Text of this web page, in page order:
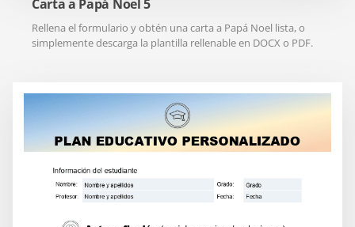
Carta a Papá Noel 5
Rellena el formulario y obtén una carta a Papá Noel lista, o
simplemente descarga la plantilla rellenable en DOCX o PDF.